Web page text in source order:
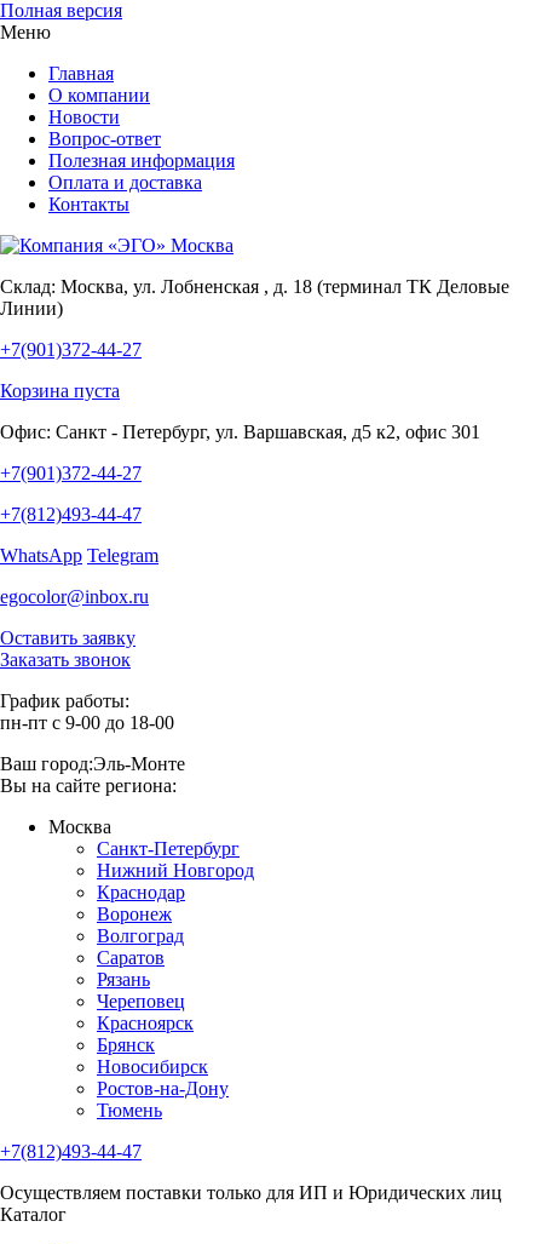
Полная версия
Меню
Главная
О компании
Новости
Вопрос-ответ
Полезная информация
Оплата и доставка
Контакты
Склад: Москва, ул. Лобненская , д. 18 (терминал ТК Деловые
Линии)
+7(901)372-44-27
Корзина пуста
Офис: Санкт - Петербург, ул. Варшавская, д5 к2, офис 301
+7(901)372-44-27
+7(812)493-44-47
WhatsApp Telegram
egocolor@inbox.ru
Оставить заявку
Заказать звонок
График работы:
пн-пт с 9-00 до 18-00
Ваш город:Эль-Монте
Вы на сайте региона:
Москва
Санкт-Петербург
Нижний Новгород
Краснодар
Воронеж
Волгоград
Саратов
Рязань
Череповец
Красноярск
Брянск
Новосибирск
Ростов-на-Дону
Тюмень
+7(812)493-44-47
Осуществляем поставки только для ИП и Юридических лиц
Каталог